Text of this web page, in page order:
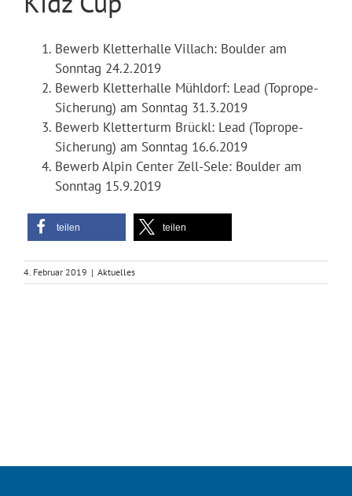
Bewerb Kletterhalle Villach: Boulder am
Sonntag 24.2.2019
Bewerb Kletterhalle Mühldorf: Lead (Toprope-
Sicherung) am Sonntag 31.3.2019
Bewerb Kletterturm Brückl: Lead (Toprope-
Sicherung) am Sonntag 16.6.2019
Bewerb Alpin Center Zell-Sele: Boulder am
Sonntag 15.9.2019
teilen teilen
4. Februar 2019 | Aktuelles